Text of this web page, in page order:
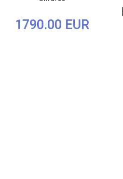
1790.00 EUR